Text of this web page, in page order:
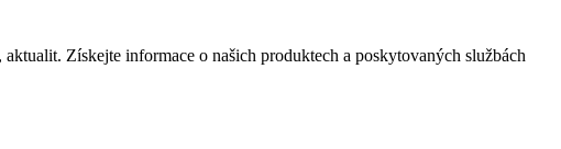
Získejte informace o našich produktech a poskytovaných službách